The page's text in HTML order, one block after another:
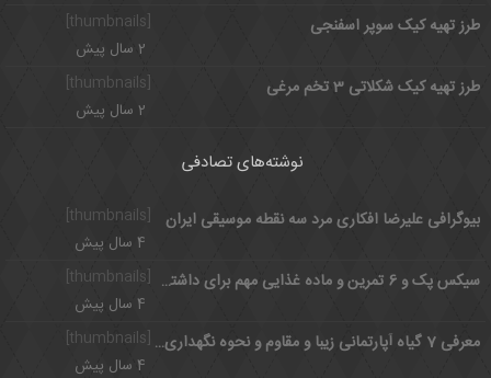
[thumbnails]
طرز تهیه کیک سوپر اسفنجی
2 سال پیش
طرز تهیه کیک شکلاتی 3 تخم مرغی
2 سال پیش
نوشته‌های تصادفی
[thumbnails] بیوگرافی علیرضا افکاری مرد سه نقطه موسیقی ایران
4 سال پیش
سیکس پک و 6 تمرین و ماده غذایی مهم برای داشتن شکم شش تکه
4 سال پیش
[thumbnails] معرفی 7 گیاه آپارتمانی زیبا و مقاوم و نحوه نگهداری آنها
4 سال پیش